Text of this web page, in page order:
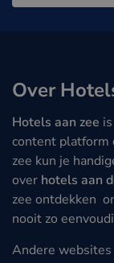
Over
Hotels aan zee
content platform
zee kun je
over hotels aan
zee ontdekken
nooit zo
Andere websites